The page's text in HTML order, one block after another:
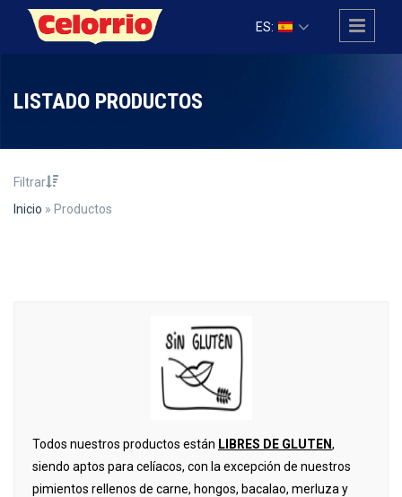
Pasar al contenido principal
ES:
LISTADO PRODUCTOS
Filtrar
Inicio » Productos
Todos nuestros productos están LIBRES DE GLUTEN,
siendo aptos para celíacos, con la excepción de nuestros
pimientos rellenos de carne, hongos, bacalao, merluza y